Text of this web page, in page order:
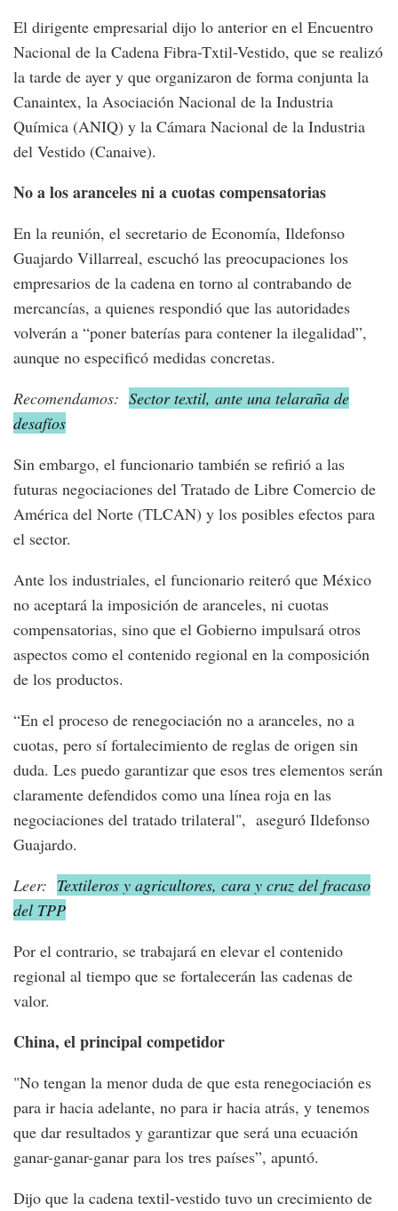
El dirigente empresarial dijo lo anterior en el Encuentro
Nacional de la Cadena Fibra-Txtil-Vestido, que se realizó
la tarde de ayer y que organizaron de forma conjunta la
Canaintex, la Asociación Nacional de la Industria
Química (ANIQ) y la Cámara Nacional de la Industria
del Vestido (Canaive).
No a los aranceles ni a cuotas compensatorias
En la reunión, el secretario de Economía, Ildefonso
Guajardo Villarreal, escuchó las preocupaciones los
empresarios de la cadena en torno al contrabando de
mercancías, a quienes respondió que las autoridades
volverán a “poner baterías para contener la ilegalidad”,
aunque no especificó medidas concretas.
Recomendamos: Sector textil, ante una telaraña de
desafíos
Sin embargo, el funcionario también se refirió a las
futuras negociaciones del Tratado de Libre Comercio de
América del Norte (TLCAN) y los posibles efectos para
el sector.
Ante los industriales, el funcionario reiteró que México
no aceptará la imposición de aranceles, ni cuotas
compensatorias, sino que el Gobierno impulsará otros
aspectos como el contenido regional en la composición
de los productos.
“En el proceso de renegociación no a aranceles, no a
cuotas, pero sí fortalecimiento de reglas de origen sin
duda. Les puedo garantizar que esos tres elementos serán
claramente defendidos como una línea roja en las
negociaciones del tratado trilateral", aseguró Ildefonso
Guajardo.
Leer: Textileros y agricultores, cara y cruz del fracaso
del TPP
Por el contrario, se trabajará en elevar el contenido
regional al tiempo que se fortalecerán las cadenas de
valor.
China, el principal competidor
"No tengan la menor duda de que esta renegociación es
para ir hacia adelante, no para ir hacia atrás, y tenemos
que dar resultados y garantizar que será una ecuación
ganar-ganar-ganar para los tres países”, apuntó.
Dijo que la cadena textil-vestido tuvo un crecimiento de